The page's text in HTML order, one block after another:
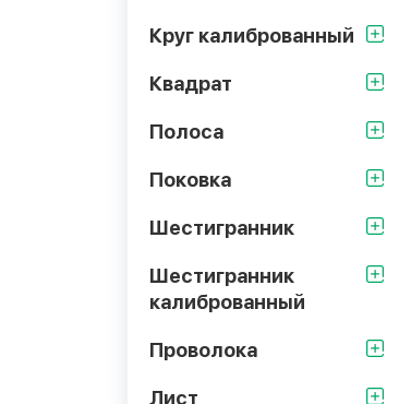
Круг калиброванный
Квадрат
Полоса
Поковка
Шестигранник
Шестигранник
калиброванный
Проволока
Лист